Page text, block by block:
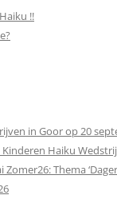
!!
in Goor op 20
Haiku
Thema